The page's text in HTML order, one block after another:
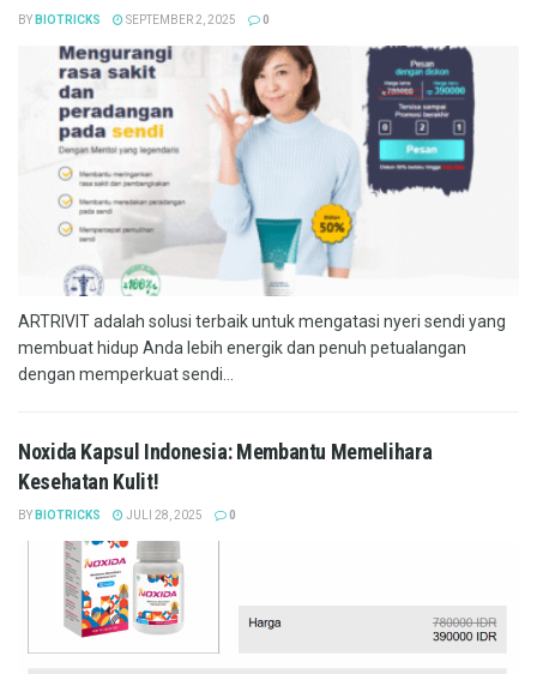
BY BIOTRICKS SEPTEMBER 2, 2025 0
ARTRIVIT adalah solusi terbaik untuk mengatasi nyeri sendi yang
membuat hidup Anda lebih energik dan penuh petualangan
dengan memperkuat sendi...
Noxida Kapsul Indonesia: Membantu Memelihara
Kesehatan Kulit!
BY BIOTRICKS JULI 28, 2025 0